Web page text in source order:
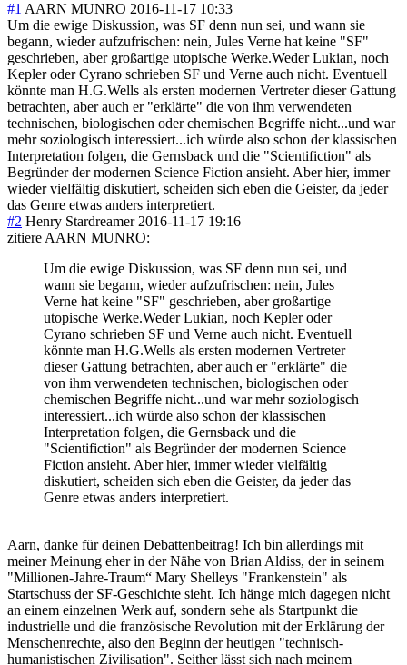
#1 AARN MUNRO 2016-11-17 10:33
Um die ewige Diskussion, was SF denn nun sei, und wann sie
begann, wieder aufzufrischen: nein, Jules Verne hat keine "SF"
geschrieben, aber großartige utopische Werke.Weder Lukian, noch
Kepler oder Cyrano schrieben SF und Verne auch nicht. Eventuell
könnte man H.G.Wells als ersten modernen Vertreter dieser Gattung
betrachten, aber auch er "erklärte" die von ihm verwendeten
technischen, biologischen oder chemischen Begriffe nicht...und war
mehr soziologisch interessiert...ich würde also schon der klassischen
Interpretation folgen, die Gernsback und die "Scientifiction" als
Begründer der modernen Science Fiction ansieht. Aber hier, immer
wieder vielfältig diskutiert, scheiden sich eben die Geister, da jeder
das Genre etwas anders interpretiert.
#2 Henry Stardreamer 2016-11-17 19:16
zitiere AARN MUNRO:
Um die ewige Diskussion, was SF denn nun sei, und
wann sie begann, wieder aufzufrischen: nein, Jules
Verne hat keine "SF" geschrieben, aber großartige
utopische Werke.Weder Lukian, noch Kepler oder
Cyrano schrieben SF und Verne auch nicht. Eventuell
könnte man H.G.Wells als ersten modernen Vertreter
dieser Gattung betrachten, aber auch er "erklärte" die
von ihm verwendeten technischen, biologischen oder
chemischen Begriffe nicht...und war mehr soziologisch
interessiert...ich würde also schon der klassischen
Interpretation folgen, die Gernsback und die
"Scientifiction" als Begründer der modernen Science
Fiction ansieht. Aber hier, immer wieder vielfältig
diskutiert, scheiden sich eben die Geister, da jeder das
Genre etwas anders interpretiert.
Aarn, danke für deinen Debattenbeitrag! Ich bin allerdings mit
meiner Meinung eher in der Nähe von Brian Aldiss, der in seinem
"Millionen-Jahre-Traum“ Mary Shelleys "Frankenstein" als
Startschuss der SF-Geschichte sieht. Ich hänge mich dagegen nicht
an einem einzelnen Werk auf, sondern sehe als Startpunkt die
industrielle und die französische Revolution mit der Erklärung der
Menschenrechte, also den Beginn der heutigen "technisch-
humanistischen Zivilisation". Seither lässt sich nach meinem